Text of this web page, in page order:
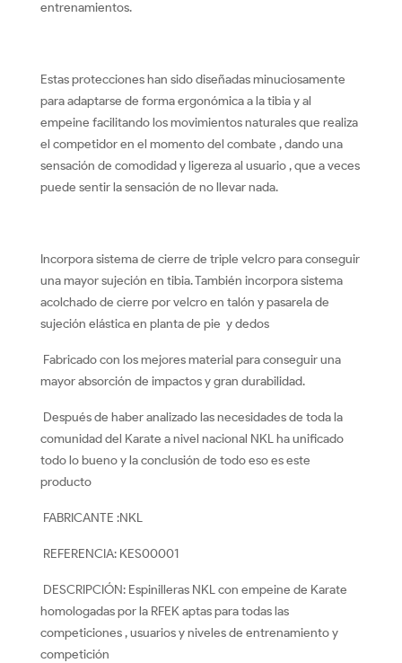
entrenamientos.
Estas protecciones han sido diseñadas minuciosamente
para adaptarse de forma ergonómica a la tibia y al
empeine facilitando los movimientos naturales que realiza
el competidor en el momento del combate , dando una
sensación de comodidad y ligereza al usuario , que a veces
puede sentir la sensación de no llevar nada.
Incorpora sistema de cierre de triple velcro para conseguir
una mayor sujeción en tibia. También incorpora sistema
acolchado de cierre por velcro en talón y pasarela de
sujeción elástica en planta de pie y dedos
Fabricado con los mejores material para conseguir una
mayor absorción de impactos y gran durabilidad.
Después de haber analizado las necesidades de toda la
comunidad del Karate a nivel nacional NKL ha unificado
todo lo bueno y la conclusión de todo eso es este
producto
FABRICANTE :NKL
REFERENCIA: KES00001
DESCRIPCIÓN: Espinilleras NKL con empeine de Karate
homologadas por la RFEK aptas para todas las
competiciones , usuarios y niveles de entrenamiento y
competición